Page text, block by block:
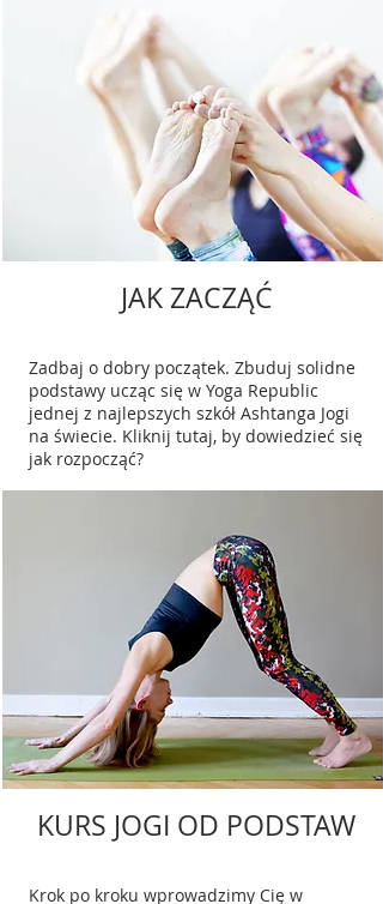
JAK ZACZĄĆ
Zadbaj o dobry początek. Zbuduj solidne
podstawy ucząc się w Yoga Republic
jednej z najlepszych szkół Ashtanga Jogi
na świecie. Kliknij tutaj, by dowiedzieć się
jak rozpocząć?
KURS JOGI OD PODSTAW
Krok po kroku wprowadzimy Cię w